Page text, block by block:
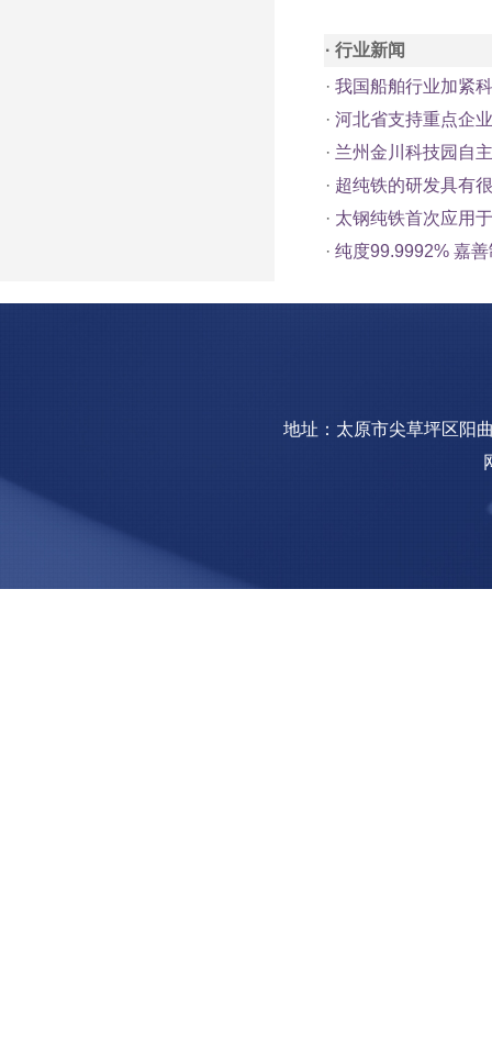
· 行业新闻
· 我国船舶行业加紧
· 河北省支持重点企
· 兰州金川科技园自
· 超纯铁的研发具有
· 太钢纯铁首次应用
· 纯度99.9992% 嘉
地址：太原市尖草坪区阳